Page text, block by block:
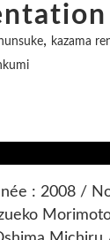
, kazama
: 2008 /